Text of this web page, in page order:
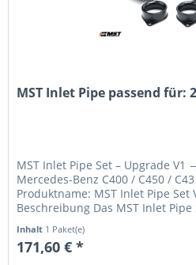
MST Inlet Pipe passend für:
MST Inlet Pipe Set – Upgrade V1
Mercedes-Benz C400 / C450 / C43
Produktname: MST Inlet Pipe Set
Beschreibung Das MST Inlet
Inhalt 1 Paket(e)
171,60 € *